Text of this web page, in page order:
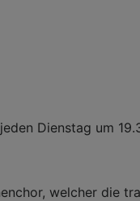
Dienstag um
welcher die